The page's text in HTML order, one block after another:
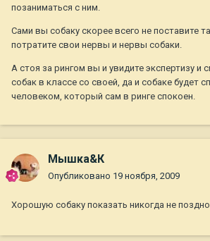
позаниматься с ним.
Сами вы собаку скорее всего не поставите
потратите свои нервы и нервы собаки.
А стоя за рингом вы и увидите экспертизу и
собак в классе со своей, да и собаке будет
человеком, который сам в ринге спокоен.
Мышка&К
Опубликовано 19 ноября, 2009
Хорошую собаку показать никогда не